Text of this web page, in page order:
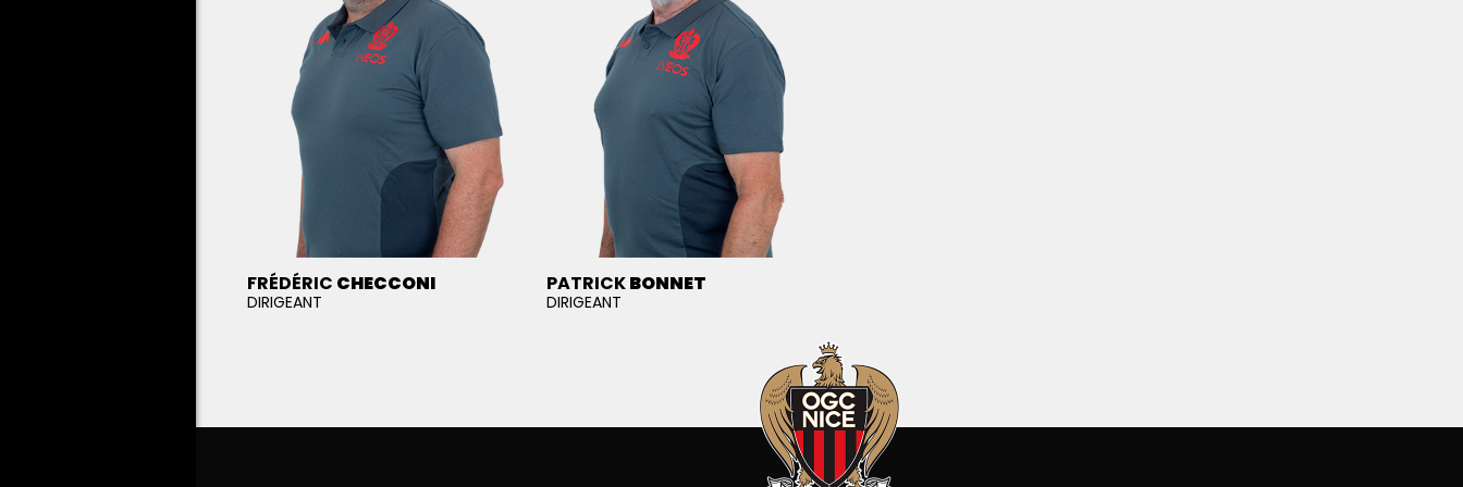
FRÉDÉRIC CHECCONI
DIRIGEANT
PATRICKBONNET
DIRIGEANT